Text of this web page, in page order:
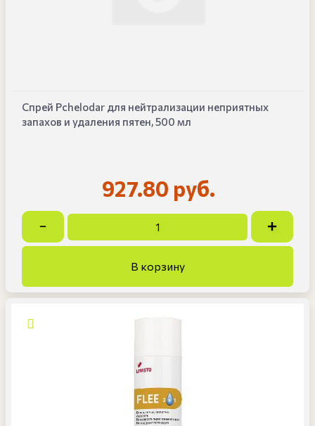
Спрей Pchelodar для нейтрализации неприятных
запахов и удаления пятен, 500 мл
927.80 руб.